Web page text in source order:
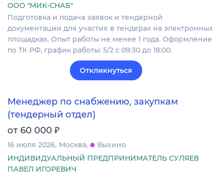
ООО "МИК-СНАБ"
Подготовка и подача заявок и тендерной
документации для участия в тендерах на электронных
площадках. Опыт работы не менее 1 года. Оформление
по ТК РФ, график работы: 5/2 с 09:30 до 18:00.
Откликнуться
Менеджер по снабжению, закупкам
(тендерный отдел)
от 60 000 ₽
16 июля 2026 Москва
Выхино
ИНДИВИДУАЛЬНЫЙ ПРЕДПРИНИМАТЕЛЬ СУЛЯЕВ
ПАВЕЛ ИГОРЕВИЧ